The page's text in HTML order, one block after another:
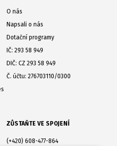
O nás
Napsali o nás
Dotační programy
IČ: 293 58 949
DIČ: CZ 293 58 949
Č. účtu: 276703110/0300
ZŮSTAŇTE VE SPOJENÍ
(+420) 608-477-864